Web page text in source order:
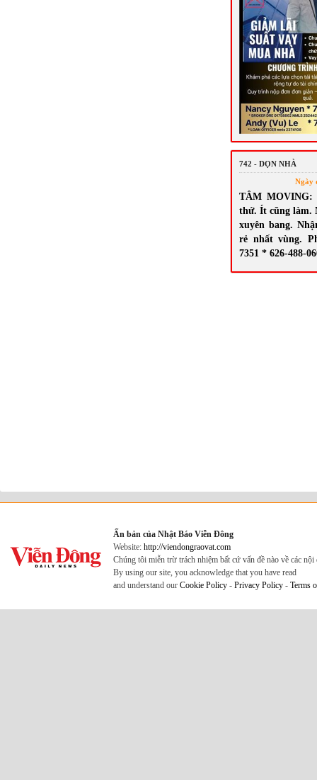
742 - DỌN NHÀ
Ngày
TÂM MOVING:
thứ. Ít cũng làm.
xuyên bang.
rẻ nhất vùng.
7351 * 626-488-
Ấn bản của Nhật Báo Viễn Đông
Website: http://viendongraovat.com
Chúng tôi miễn trừ trách nhiệm bất cứ vấn đề nào về các
By using our site, you acknowledge that you have read
and understand our Cookie Policy - Privacy Policy - Terms